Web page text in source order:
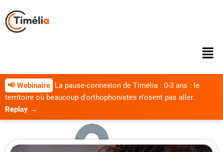
📢 Webinaire
La pause-connexion de Timélia : 0-3 ans : le
territoire où beaucoup d'orthophonistes n'osent pas aller.
Replay →